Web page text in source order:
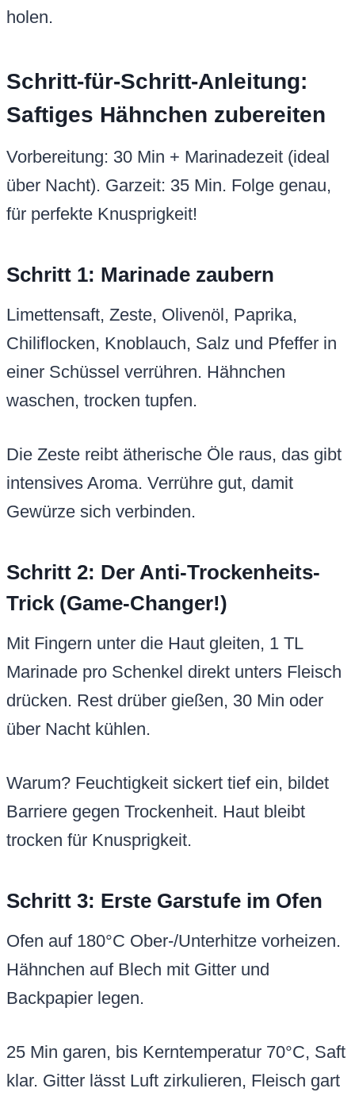
holen.
Schritt-für-Schritt-Anleitung:
Saftiges Hähnchen zubereiten
Vorbereitung: 30 Min + Marinadezeit (ideal
über Nacht). Garzeit: 35 Min. Folge genau,
für perfekte Knusprigkeit!
Schritt 1: Marinade zaubern
Limettensaft, Zeste, Olivenöl, Paprika,
Chiliflocken, Knoblauch, Salz und Pfeffer in
einer Schüssel verrühren. Hähnchen
waschen, trocken tupfen.
Die Zeste reibt ätherische Öle raus, das gibt
intensives Aroma. Verrühre gut, damit
Gewürze sich verbinden.
Schritt 2: Der Anti-Trockenheits-
Trick (Game-Changer!)
Mit Fingern unter die Haut gleiten, 1 TL
Marinade pro Schenkel direkt unters Fleisch
drücken. Rest drüber gießen, 30 Min oder
über Nacht kühlen.
Warum? Feuchtigkeit sickert tief ein, bildet
Barriere gegen Trockenheit. Haut bleibt
trocken für Knusprigkeit.
Schritt 3: Erste Garstufe im Ofen
Ofen auf 180°C Ober-/Unterhitze vorheizen.
Hähnchen auf Blech mit Gitter und
Backpapier legen.
25 Min garen, bis Kerntemperatur 70°C, Saft
klar. Gitter lässt Luft zirkulieren, Fleisch gart